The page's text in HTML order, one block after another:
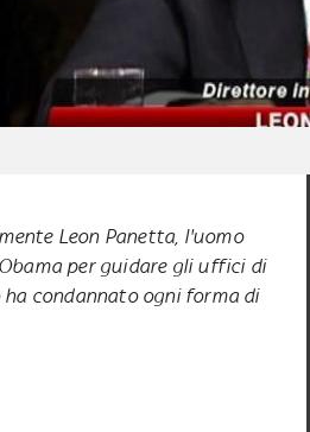
Leon Panetta, l'uomo
per guidare gli uffici di
condannato ogni forma di